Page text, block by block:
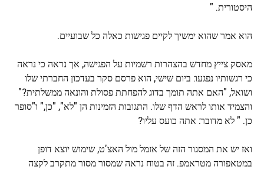
היסטורית. "
הוא אמר שהוא ימשיך לקיים פגישות כאלה כל שבועיים.
מאסק צייץ מחדש בהצהרות רשמיות על הפגישה, אך נראה כי נראה
כי רגשותיו נפגעו: ביום שישי, הוא פרסם סקר בעדכון החברתי שלו
ושואל, "האם אתה תומך בדוג להפחתת פסולת והונאה ממשלתית?"
והצמיד אותו לראש הדף שלו. התגובות הזמינות הן "לא", "כן," ו"סופר
כן. " לא מדובר: אתה כועס עליו?
ואז יש את המסגור הזה של אזמל מול האצ'ט, שימוש יוצא דופן
במטאפורה מטראמפ. זה בטוח נראה שמסור מסור מתקרב לקצה